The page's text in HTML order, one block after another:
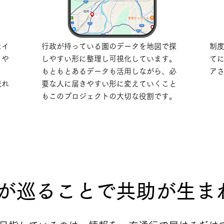
れ
行政が持っている園のデータを地図で探
しやすい形に整理し可視化しています。
もともとあるデータも活用しながら、必
要な人に届きやすい形に変えていくこと
もこのプロジェクトの大切な役割です。
制
て
ア
巡ることで共助が生ま